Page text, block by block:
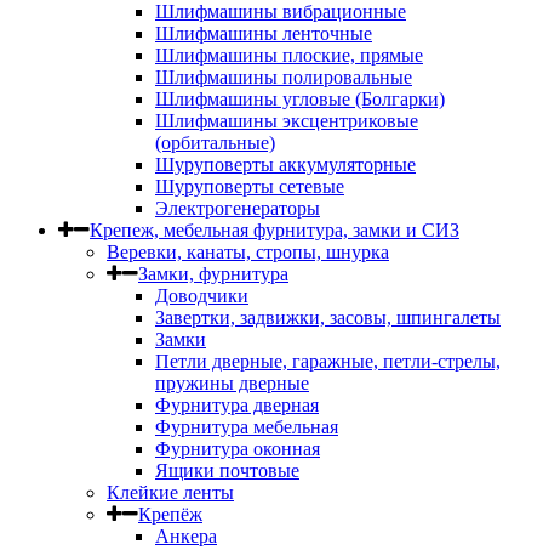
Шлифмашины вибрационные
Шлифмашины ленточные
Шлифмашины плоские, прямые
Шлифмашины полировальные
Шлифмашины угловые (Болгарки)
Шлифмашины эксцентриковые
(орбитальные)
Шуруповерты аккумуляторные
Шуруповерты сетевые
Электрогенераторы
Крепеж, мебельная фурнитура, замки и СИЗ
Веревки, канаты, стропы, шнурка
Замки, фурнитура
Доводчики
Завертки, задвижки, засовы, шпингалеты
Замки
Петли дверные, гаражные, петли-стрелы,
пружины дверные
Фурнитура дверная
Фурнитура мебельная
Фурнитура оконная
Ящики почтовые
Клейкие ленты
Крепёж
Анкера